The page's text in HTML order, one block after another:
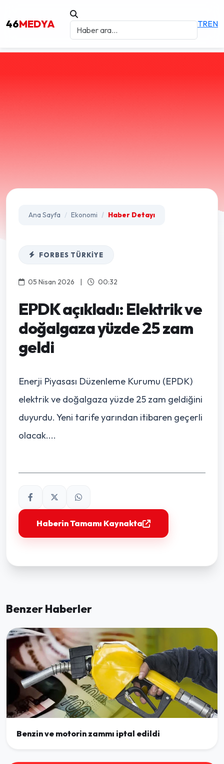
46MEDYA TREN
Ana Sayfa Ekonomi Haber Detayı
FORBES TÜRKIYE
05 Nisan 2026 | 00:32
EPDK açıkladı: Elektrik ve
doğalgaza yüzde 25 zam
geldi
Enerji Piyasası Düzenleme Kurumu (EPDK)
elektrik ve doğalgaza yüzde 25 zam geldiğini
duyurdu. Yeni tarife yarından itibaren geçerli
olacak....
Haberin Tamamı Kaynakta
Benzer Haberler
Benzin ve motorin zammı iptal edildi